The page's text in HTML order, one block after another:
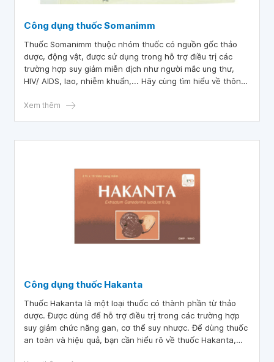
Công dụng thuốc Somanimm
Thuốc Somanimm thuộc nhóm thuốc có nguồn gốc thảo
dược, động vật, được sử dụng trong hỗ trợ điều trị các
trường hợp suy giảm miễn dịch như người mắc ung thư,
HIV/ AIDS, lao, nhiễm khuẩn,... Hãy cùng tìm hiểu về thông
Xem thêm
Công dụng thuốc Hakanta
Thuốc Hakanta là một loại thuốc có thành phần từ thảo
dược. Được dùng để hỗ trợ điều trị trong các trường hợp
suy giảm chức năng gan, cơ thể suy nhược. Để dùng thuốc
an toàn và hiệu quả, bạn cần hiểu rõ về thuốc Hakanta,